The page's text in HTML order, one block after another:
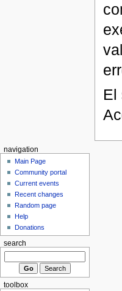
El
navigation
Main Page
Community portal
Current events
Recent changes
Random page
Help
Donations
search
toolbox